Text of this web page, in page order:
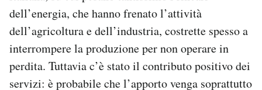
dell’energia, che hanno frenato l’attività
dell’agricoltura e dell’industria, costrette spesso a
interrompere la produzione per non operare in
perdita. Tuttavia c’è stato il contributo positivo dei
servizi: è probabile che l’apporto venga soprattutto